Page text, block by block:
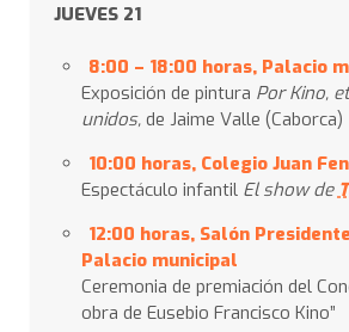
JUEVES 21
8:00 – 18:00 horas, Palacio
Exposición de pintura Por Kino,
unidos, de Jaime Valle (Caborca)
10:00 horas, Colegio Juan
Espectáculo infantil El show de
12:00 horas, Salón
Palacio municipal
Ceremonia de premiación del
obra de Eusebio Francisco Kino”